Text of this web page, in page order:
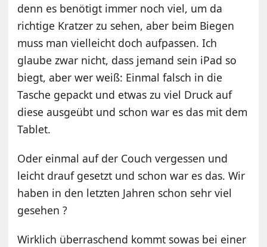
denn es benötigt immer noch viel, um da
richtige Kratzer zu sehen, aber beim Biegen
muss man vielleicht doch aufpassen. Ich
glaube zwar nicht, dass jemand sein iPad so
biegt, aber wer weiß: Einmal falsch in die
Tasche gepackt und etwas zu viel Druck auf
diese ausgeübt und schon war es das mit dem
Tablet.
Oder einmal auf der Couch vergessen und
leicht drauf gesetzt und schon war es das. Wir
haben in den letzten Jahren schon sehr viel
gesehen ?
Wirklich überraschend kommt sowas bei einer